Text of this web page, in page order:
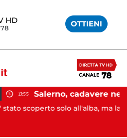
HD OTTIENI
solo all'alba, ma la sua